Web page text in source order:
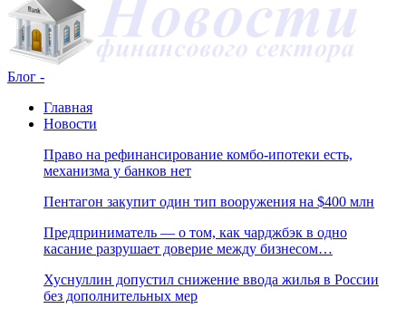
Блог -
Главная
Новости
Право на рефинансирование комбо-ипотеки есть,
механизма у банков нет
Пентагон закупит один тип вооружения на $400 млн
Предприниматель — о том, как чарджбэк в одно
касание разрушает доверие между бизнесом…
Хуснуллин допустил снижение ввода жилья в России
без дополнительных мер